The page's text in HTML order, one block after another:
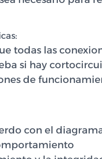
todas las
si hay
de
con el